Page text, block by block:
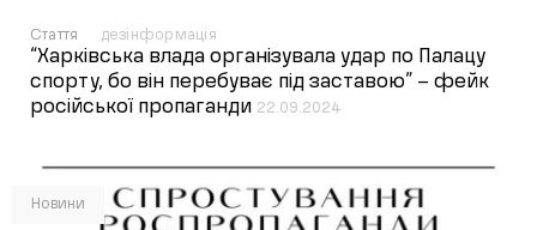
Стаття дезінформація
“Харківська влада організувала удар по Палацу
спорту, бо він перебуває під заставою” – фейк
російської пропаганди 22.09.2024
Новини